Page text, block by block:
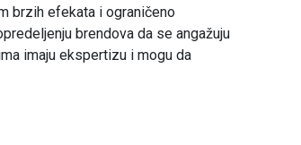
brzih efekata i ograničeno
brendova da se angažuju
imaju ekspertizu i mogu da